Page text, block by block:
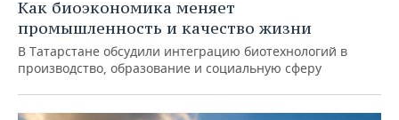
Как биоэкономика меняет
промышленность и качество жизни
В Татарстане обсудили интеграцию биотехнологий в
производство, образование и социальную сферу